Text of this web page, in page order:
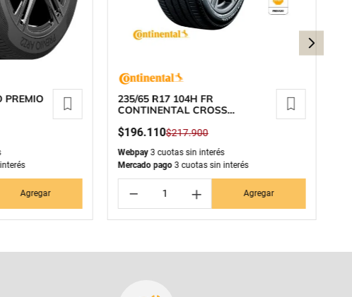
PREMIO
Agregar
235/65 R17 104H FR
CONTINENTAL CROSS
$196.110$217.900
Webpay3 cuotas sin interés
Mercado pago3 cuotas sin interés
＋
－ Agregar